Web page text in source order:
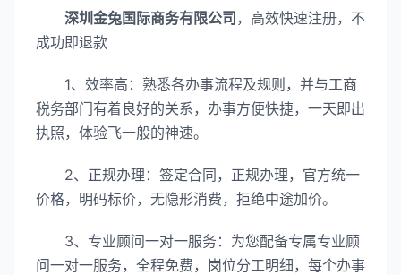
深圳金兔国际商务有限公司 ，高效快速注册，不
成功即退款
1、效率高：熟悉各办事流程及规则，并与工商
税务部门有着良好的关系，办事方便快捷，一天即出
执照，体验飞一般的神速。
2、正规办理：签定合同，正规办理，官方统一
价格，明码标价，无隐形消费，拒绝中途加价。
3、专业顾问一对一服务：为您配备专属专业顾
问一对一服务，全程免费，岗位分工明细，每个办事